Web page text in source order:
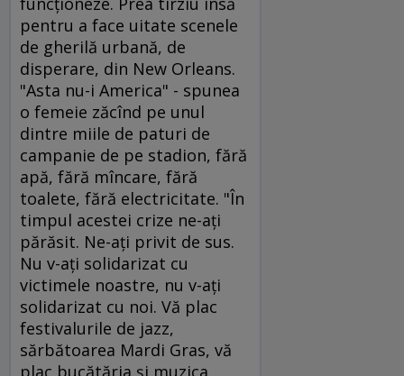
pentru a face uitate scenele
de gherilă urbană, de
disperare, din New Orleans.
"Asta nu-i America" - spunea
o femeie zăcînd pe unul
dintre miile de paturi de
campanie de pe stadion, fără
apă, fără mîncare, fără
toalete, fără electricitate. "În
timpul acestei crize ne-aţi
părăsit. Ne-aţi privit de sus.
Nu v-aţi solidarizat cu
victimele noastre, nu v-aţi
solidarizat cu noi. Vă plac
festivalurile de jazz,
sărbătoarea Mardi Gras, vă
plac bucătăria şi muzica